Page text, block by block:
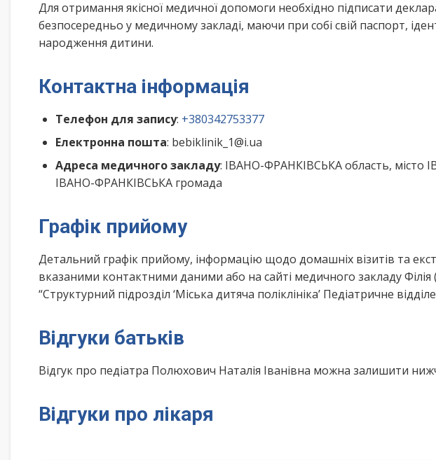
Для отримання якісної медичної допомоги необхідно підписати
безпосередньо у медичному закладі, маючи при собі свій паспорт,
народження дитини.
Контактна інформація
Телефон для запису: +380342753377
Електронна пошта: bebiklinik_1@i.ua
Адреса медичного закладу: ІВАНО-ФРАНКІВСЬКА область, місто
ІВАНО-ФРАНКІВСЬКА громада
Графік прийому
Детальний графік прийому, інформацію щодо домашніх візитів та
вказаними контактними даними або на сайті медичного закладу Філія
“Структурний підрозділ ‘Міська дитяча поліклініка’ Педіатричне
Відгуки батьків
Відгук про педіатра Полюхович Наталія Іванівна можна залишити
Відгуки про лікаря